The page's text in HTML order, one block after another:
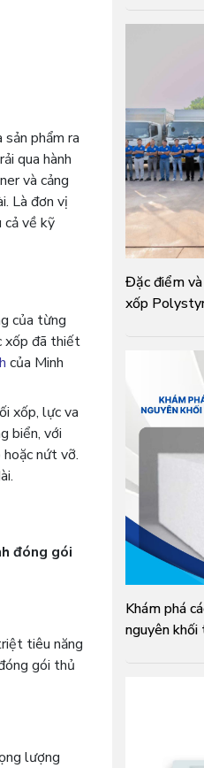
phẩm ra
qua hành
và cảng
Là đơn vị
cả về kỹ
của từng
xốp đã thiết
của Minh
xốp, lực va
biển, với
nứt vỡ.
đóng gói
tiêu năng
gói thủ
lượng
Đặc điểm
xốp
Khám phá
nguyên